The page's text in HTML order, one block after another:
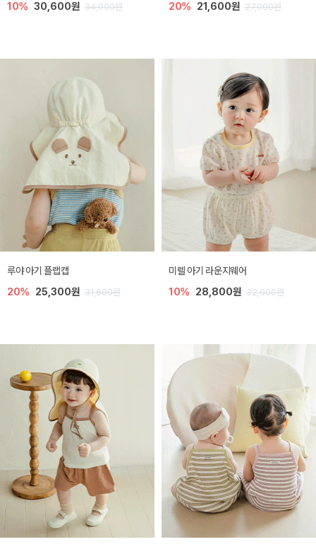
10% 30,600원 34,000원 20% 21,600원 27,000원
루야 아기 플랩캡
20% 25,300원 31,600원
미렐 아기 라운지웨어
10% 28,800원 32,000원